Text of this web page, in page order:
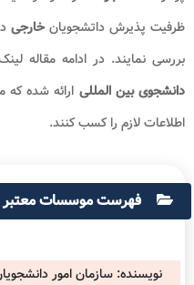
ظرفیت پذیرش داتشجویانخارجی
بررسی نمایند. در ادامه مقاله
دانشجوی بین المللی ارائه شده
اطلاعات لازم را کسب کنند.
فهرست موسسات معتبر
نویسنده: سازمان امور